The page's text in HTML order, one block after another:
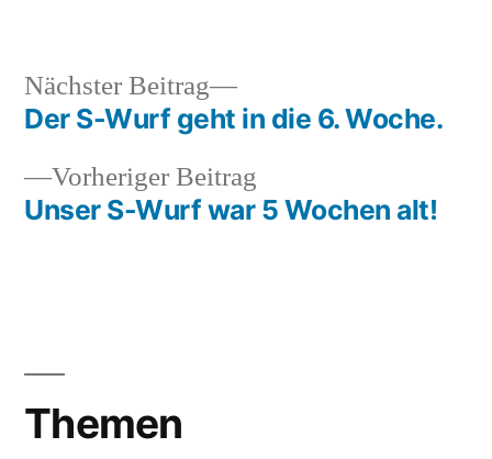
Beitragsnavigation
Vorheriger Beitrag
Beitrag:
Unser S-Wurf war 5 Wochen alt!
Nächster Beitrag
Nächster
Beitrag:
Der S-Wurf geht in die 6. Woche.
Themen